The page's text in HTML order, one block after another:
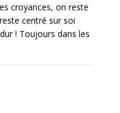
croyances, on reste
centré sur soi
! Toujours dans les